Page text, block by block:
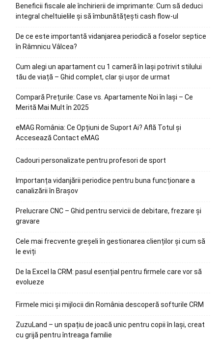
Beneficii fiscale ale închirierii de imprimante: Cum să deduci
integral cheltuielile și să îmbunătățești cash flow-ul
De ce este importantă vidanjarea periodică a foselor septice
în Râmnicu Vâlcea?
Cum alegi un apartament cu 1 cameră în Iași potrivit stilului
tău de viață – Ghid complet, clar și ușor de urmat
Compară Prețurile: Case vs. Apartamente Noi în Iași – Ce
Merită Mai Mult în 2025
eMAG România: Ce Opțiuni de Suport Ai? Află Totul și
Accesează Contact eMAG
Cadouri personalizate pentru profesori de sport
Importanța vidanjării periodice pentru buna funcționare a
canalizării în Brașov
Prelucrare CNC – Ghid pentru servicii de debitare, frezare și
gravare
Cele mai frecvente greșeli în gestionarea clienților și cum să
le eviți
De la Excel la CRM: pasul esențial pentru firmele care vor să
evolueze
Firmele mici și mijlocii din România descoperă softurile CRM
ZuzuLand – un spațiu de joacă unic pentru copii în Iași, creat
cu grijă pentru întreaga familie